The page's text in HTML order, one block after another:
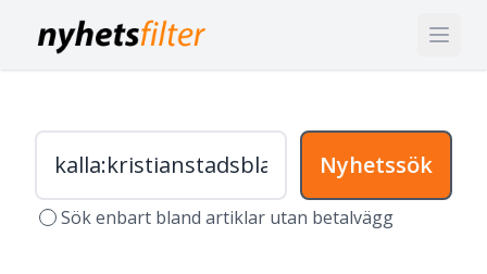
Nyhetssök
Sök enbart bland artiklar utan betalvägg